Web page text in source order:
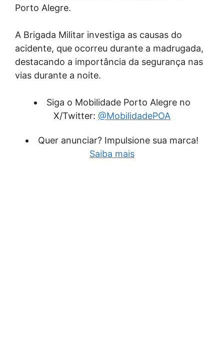
Porto Alegre.
A Brigada Militar investiga as causas do
acidente, que ocorreu durante a madrugada,
destacando a importância da segurança nas
vias durante a noite.
Siga o Mobilidade Porto Alegre no
X/Twitter: @MobilidadePOA
Quer anunciar? Impulsione sua marca!
Saiba mais